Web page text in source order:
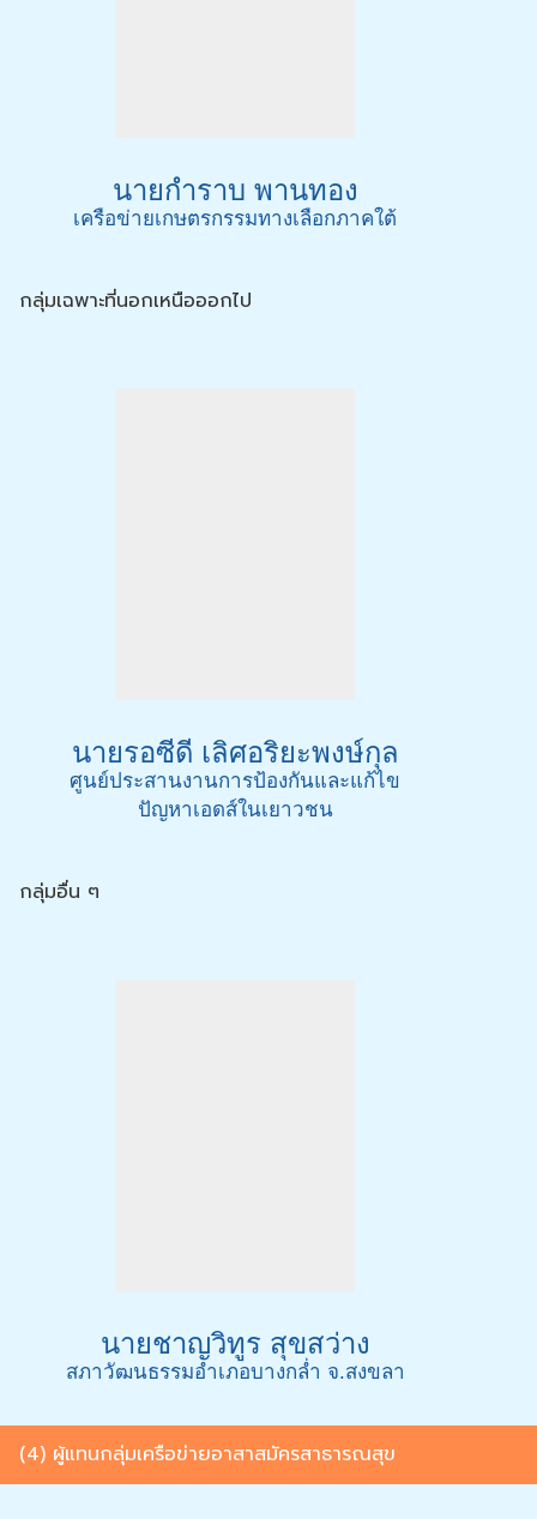
นายกำราบ พานทอง
เครือข่ายเกษตรกรรมทางเลือกภาคใต้
กลุ่มเฉพาะที่นอกเหนือออกไป
นายรอซีดี เลิศอริยะพงษ์กุล
ศูนย์ประสานงานการป้องกันและแก้ไข
ปัญหาเอดส์ในเยาวชน
กลุ่มอื่น ๆ
นายชาญวิทูร สุขสว่าง
สภาวัฒนธรรมอำเภอบางกล่ำ จ.สงขลา
(4) ผู้แทนกลุ่มเครือข่ายอาสาสมัครสาธารณสุข